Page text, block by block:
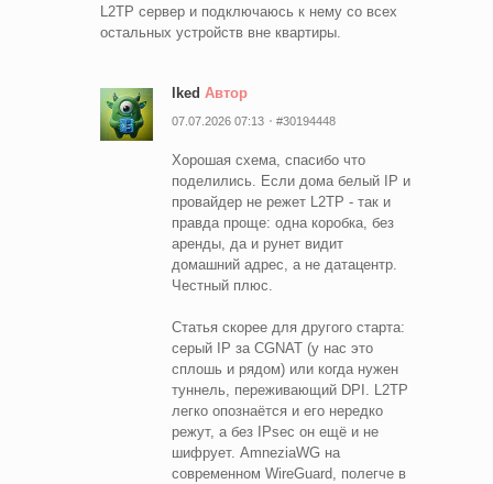
L2TP сервер и подключаюсь к нему со всех
остальных устройств вне квартиры.
lked Автор
07.07.2026 07:13 #30194448
Хорошая схема, спасибо что
поделились. Если дома белый IP и
провайдер не режет L2TP - так и
правда проще: одна коробка, без
аренды, да и рунет видит
домашний адрес, а не датацентр.
Честный плюс.
Статья скорее для другого старта:
серый IP за CGNAT (у нас это
сплошь и рядом) или когда нужен
туннель, переживающий DPI. L2TP
легко опознаётся и его нередко
режут, а без IPsec он ещё и не
шифрует. AmneziaWG на
современном WireGuard, полегче в